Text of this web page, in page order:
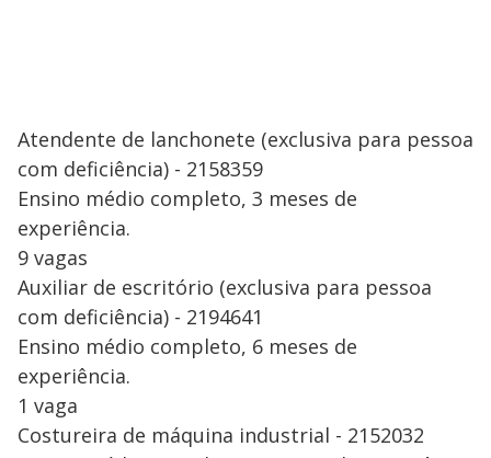
Atendente de lanchonete (exclusiva para pessoa
com deficiência) - 2158359
Ensino médio completo, 3 meses de
experiência.
9 vagas
Auxiliar de escritório (exclusiva para pessoa
com deficiência) - 2194641
Ensino médio completo, 6 meses de
experiência.
1 vaga
Costureira de máquina industrial - 2152032